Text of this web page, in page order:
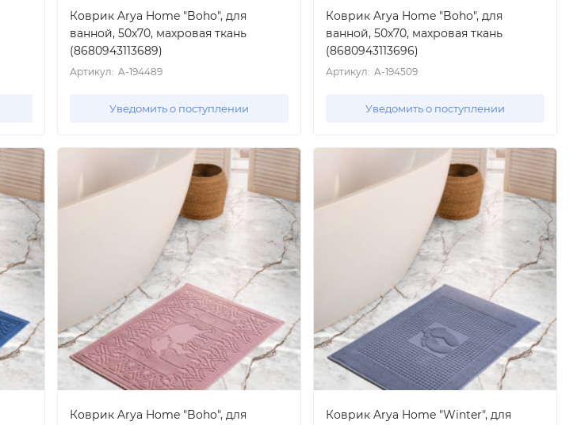
Коврик Arya Home "Boho", для
ванной, 50x70, махровая ткань
(8680943113689)
Артикул: A-194489
Уведомить о поступлении
Коврик Arya Home "Boho", для
ванной, 50x70, махровая ткань
(8680943113696)
Артикул: A-194509
Уведомить о поступлении
Коврик Arya Home "Boho", для
Коврик Arya Home "Winter", для